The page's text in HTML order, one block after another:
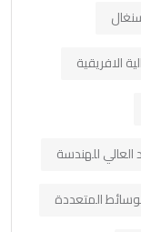
الافريقية
العالي للهندسة
المتعددة